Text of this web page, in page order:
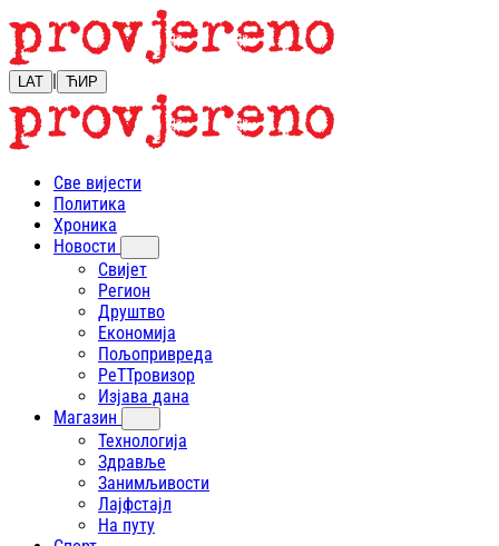
LAT | ЋИР
Све вијести
Политика
Хроника
Новости
Свијет
Регион
Друштво
Економија
Пољопривреда
РеТТровизор
Изјава дана
Магазин
Технологија
Здравље
Занимљивости
Лајфстajл
На путу